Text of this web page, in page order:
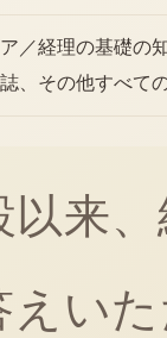
／経理の基礎の
、その他すべて
以来
えい